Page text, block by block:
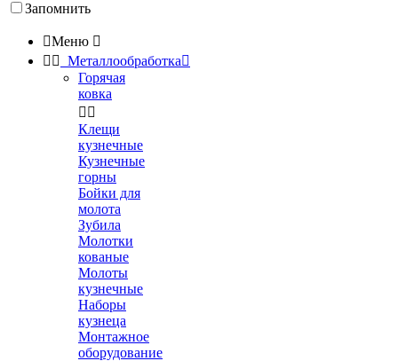
Запомнить
Меню 
  Металлообработка
Горячая
ковка
 
Клещи
кузнечные
Кузнечные
горны
Бойки для
молота
Зубила
Молотки
кованые
Молоты
кузнечные
Наборы
кузнеца
Монтажное
оборудование